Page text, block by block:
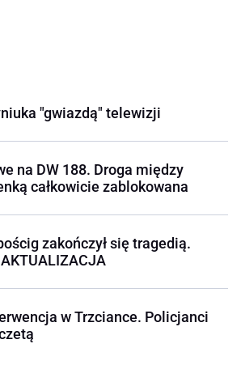
"gwiazdą" telewizji
na DW 188. Droga między
całkowicie zablokowana
zakończył się tragedią.
w Trzciance. Policjanci